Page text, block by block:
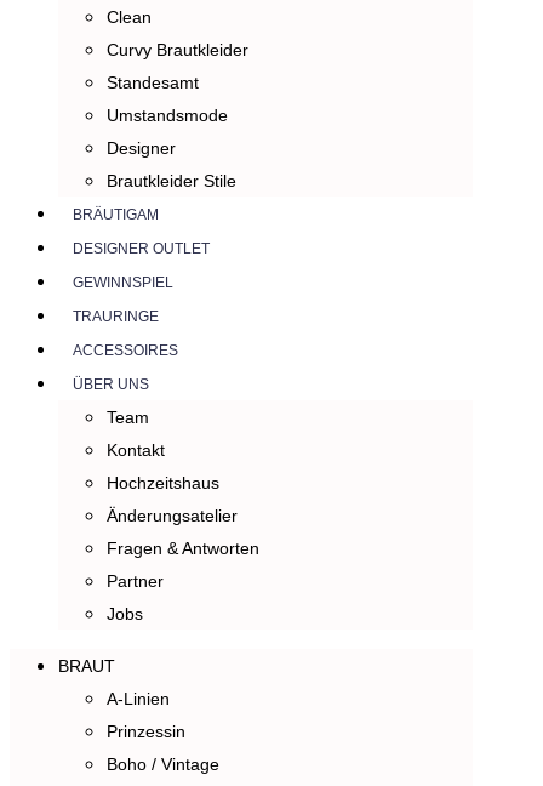
Clean
Curvy Brautkleider
Standesamt
Umstandsmode
Designer
Brautkleider Stile
BRÄUTIGAM
DESIGNER OUTLET
GEWINNSPIEL
TRAURINGE
ACCESSOIRES
ÜBER UNS
Team
Kontakt
Hochzeitshaus
Änderungsatelier
Fragen & Antworten
Partner
Jobs
BRAUT
A-Linien
Prinzessin
Boho / Vintage